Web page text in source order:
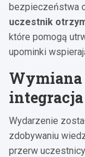
bezpieczeństwa
uczestnik
które pomogą
upominki
Wymiana
Wydarzenie
zdobywaniu
przerw